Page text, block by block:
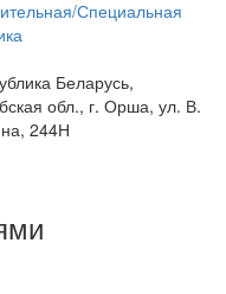
Специальная
Беларусь,
обл., г. Орша, ул. В.
244Н